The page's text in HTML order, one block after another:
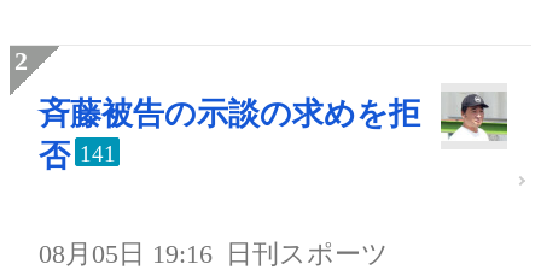
斉藤被告の示談の求めを拒
否 141
08月05日 19:16 日刊スポーツ